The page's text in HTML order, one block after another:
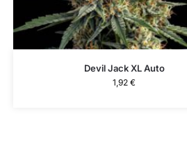
Devil Jack XL Auto
1,92€